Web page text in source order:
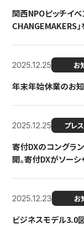
関西NPOピッチイ
CHANGEMAKERS」
2025.12.25 お
年末年始休業のお
2025.12.25 プレ
寄付DXのコングラン
開。寄付DXがソー
2025.12.23 お
ビジネスモデル3.0